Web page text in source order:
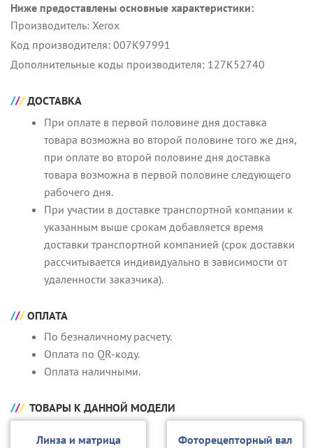
Ниже предоставлены основные характеристики:
Производитель: Xerox
Код производителя: 007K97991
Дополнительные коды производителя: 127K52740
ДОСТАВКА
При оплате в первой половине дня доставка
товара возможна во второй половине того же дня,
при оплате во второй половине дня доставка
товара возможна в первой половине следующего
рабочего дня.
При участии в доставке транспортной компании к
указанным выше срокам добавляется время
доставки транспортной компанией (срок доставки
рассчитывается индивидуально в зависимости от
удаленности заказчика).
ОПЛАТА
По безналичному расчету.
Оплата по QR-коду.
Оплата наличными.
ТОВАРЫ К ДАННОЙ МОДЕЛИ
Линза и матрица
Фоторецепторный вал